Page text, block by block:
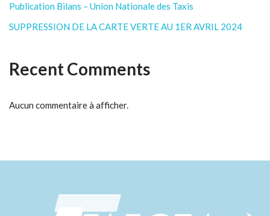
Publication Bilans – Union Nationale des Taxis
SUPPRESSION DE LA CARTE VERTE AU 1ER AVRIL 2024
Recent Comments
Aucun commentaire à afficher.